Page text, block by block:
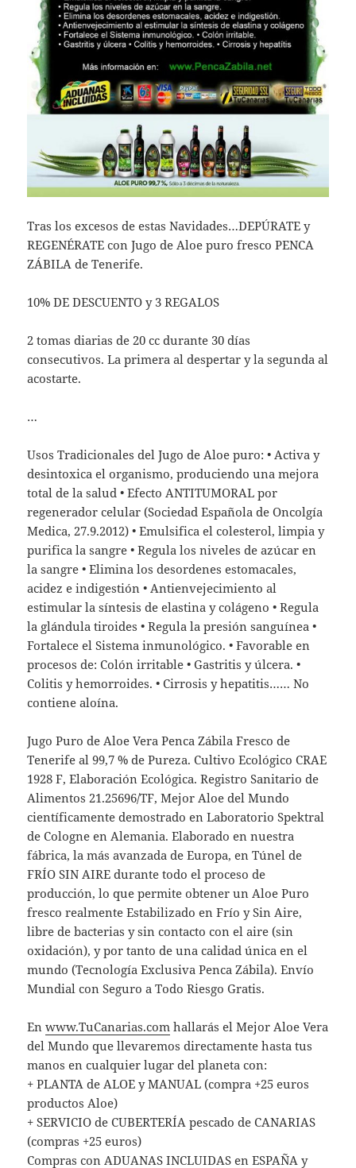
Tras los excesos de estas Navidades…DEPÚRATE y
REGENÉRATE con Jugo de Aloe puro fresco PENCA
ZÁBILA de Tenerife.
10% DE DESCUENTO y 3 REGALOS
2 tomas diarias de 20 cc durante 30 días
consecutivos. La primera al despertar y la segunda al
acostarte.
…
Usos Tradicionales del Jugo de Aloe puro: • Activa y
desintoxica el organismo, produciendo una mejora
total de la salud • Efecto ANTITUMORAL por
regenerador celular (Sociedad Española de Oncolgía
Medica, 27.9.2012) • Emulsifica el colesterol, limpia y
purifica la sangre • Regula los niveles de azúcar en
la sangre • Elimina los desordenes estomacales,
acidez e indigestión • Antienvejecimiento al
estimular la síntesis de elastina y colágeno • Regula
la glándula tiroides • Regula la presión sanguínea •
Fortalece el Sistema inmunológico. • Favorable en
procesos de: Colón irritable • Gastritis y úlcera. •
Colitis y hemorroides. • Cirrosis y hepatitis…… No
contiene aloína.
Jugo Puro de Aloe Vera Penca Zábila Fresco de
Tenerife al 99,7 % de Pureza. Cultivo Ecológico CRAE
1928 F, Elaboración Ecológica. Registro Sanitario de
Alimentos 21.25696/TF, Mejor Aloe del Mundo
científicamente demostrado en Laboratorio Spektral
de Cologne en Alemania. Elaborado en nuestra
fábrica, la más avanzada de Europa, en Túnel de
FRÍO SIN AIRE durante todo el proceso de
producción, lo que permite obtener un Aloe Puro
fresco realmente Estabilizado en Frío y Sin Aire,
libre de bacterias y sin contacto con el aire (sin
oxidación), y por tanto de una calidad única en el
mundo (Tecnología Exclusiva Penca Zábila). Envío
Mundial con Seguro a Todo Riesgo Gratis.
Enwww.TuCanarias.com hallarás el Mejor Aloe Vera
del Mundo que llevaremos directamente hasta tus
manos en cualquier lugar del planeta con:
+ PLANTA de ALOE y MANUAL (compra +25 euros
productos Aloe)
+ SERVICIO de CUBERTERÍA pescado de CANARIAS
(compras +25 euros)
Compras con ADUANAS INCLUIDAS en ESPAÑA y